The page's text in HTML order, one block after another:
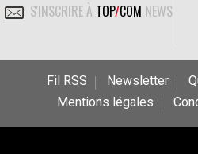
S'INSCRIRE À TOP/COM NEWS
Fil RSS Newsletter
Mentions légales